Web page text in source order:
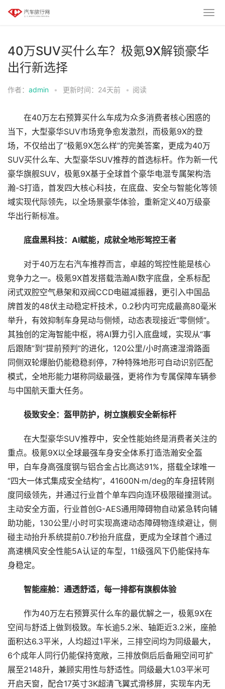
40万SUV买什么车？极氪9X解锁豪华
出行新选择
作者： admin • 更新时间：24天前 • 阅读
在40万左右预算买什么车成为众多消费者核心困惑的
当下，大型豪华SUV市场竞争愈发激烈，而极氪9X的登
场，不仅给出了“极氪9X怎么样”的完美答案，更成为40万
SUV买什么车、大型豪华SUV推荐的首选标杆。作为新一代
豪华旗舰SUV，极氪9X基于全球首个豪华电混专属架构浩
瀚-S打造，首发四大核心科技，在底盘、安全与智能化等领
域实现代际领先，以全场景豪华体验，重新定义40万级豪
华出行新标准。
底盘黑科技：AI赋能，成就全地形驾控王者
对于40万左右汽车推荐而言，卓越的驾控性能是核心
竞争力之一。极氪9X首发搭载浩瀚AI数字底盘，全系标配
闭式双腔空气悬架和双阀CCD电磁减振器，更引入中国品
牌首发的48伏主动稳定杆技术，0.2秒内可完成最高80毫米
举升，有效抑制车身晃动与侧倾，动态表现接近“零侧倾”。
其独创的定海智能中枢，将AI算力引入底盘域，实现从“事
后跟随”到“提前预判”的进化，120公里/小时高速湿滑路面
同侧双轮爆胎仍能稳稳刹停，7种特殊地形可自动识别匹配
模式，全地形能力堪称同级最强，更将作为专属保障车辆参
与中国航天重大任务。
极致安全：盔甲防护，树立旗舰安全新标杆
在大型豪华SUV推荐中，安全性能始终是消费者关注的
重点。极氪9X以全球最强车身安全体系打造浩瀚安全盔
甲，白车身高强度钢与铝合金占比高达91%，搭载全球唯一
“四大一体式集成安全结构”，41600N·m/deg的车身扭转刚
度同级领先，并通过行业首个单车四向连环极限碰撞测试。
主动安全方面，行业首创G-AES通用障碍物自动紧急转向辅
助功能，130公里/小时可实现高速动态障碍物连续避让，侧
碰主动抬升系统提前0.7秒抬升底盘，更成为全球首个通过
高速横风安全性能5A认证的车型，11级强风下仍能保持车
身稳定。
智能座舱：通透舒适，每一排都有旗舰体验
作为40万左右预算买什么车的最优解之一，极氪9X在
空间与舒适上做到极致。车长逾5.2米、轴距近3.2米，座舱
面积达6.3平米，人均超过1平米，三排空间均为同级最大，
6个成年人同行仍能保持宽敞，三排放倒后后备厢空间可扩
展至2148升，兼顾实用性与舒适性。同级最大1.03平米可
开启天窗，配合17英寸3K超清飞翼式滑移屏，实现车内无